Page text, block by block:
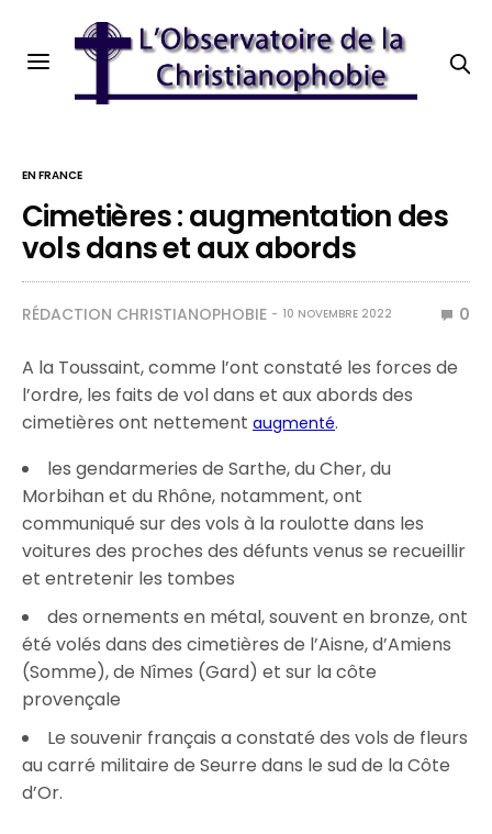
EN FRANCE
Cimetières : augmentation des
vols dans et aux abords
RÉDACTION CHRISTIANOPHOBIE 10 NOVEMBRE 2022 0
A la Toussaint, comme l’ont constaté les forces de
l’ordre, les faits de vol dans et aux abords des
cimetières ont nettementaugmenté.
les gendarmeries de Sarthe, du Cher, du
Morbihan et du Rhône, notamment, ont
communiqué sur des vols à la roulotte dans les
voitures des proches des défunts venus se recueillir
et entretenir les tombes
des ornements en métal, souvent en bronze, ont
été volés dans des cimetières de l’Aisne, d’Amiens
(Somme), de Nîmes (Gard) et sur la côte
provençale
Le souvenir français a constaté des vols de fleurs
au carré militaire de Seurre dans le sud de la Côte
d’Or.